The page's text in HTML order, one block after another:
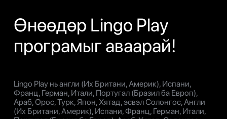
Өнөөдөр Lingo Play
програмыг аваарай!
Lingo Play нь англи (Их Британи, Америк), Испани,
Франц, Герман, Итали, Португал (Бразил ба Европ),
Араб, Орос, Турк, Япон, Хятад, эсвэл Солонгос, Англи
(Их Британи, Америк), Испани, Франц, Герман, Итали,